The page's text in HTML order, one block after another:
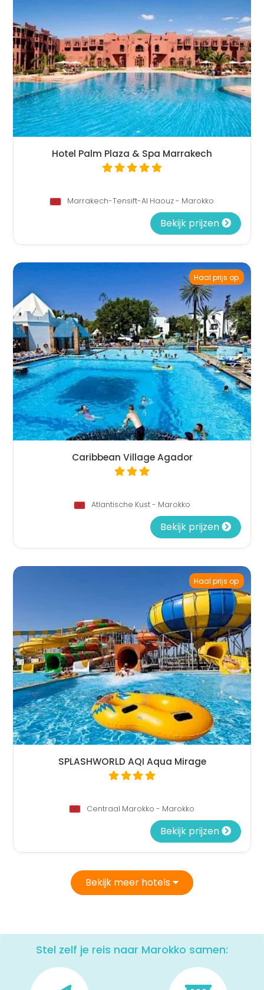
Hotel Palm Plaza & Spa Marrakech
Marrakech-Tensift-Al Haouz - Marokko
Bekijk prijzen
Haal prijs op
Caribbean Village Agador
Atlantische Kust - Marokko
Bekijk prijzen
Haal prijs op
SPLASHWORLD AQI Aqua Mirage
Centraal Marokko - Marokko
Bekijk prijzen
Bekijk meer hotels
Stel zelf je reis naar Marokko samen: